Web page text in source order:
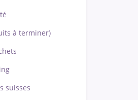
à terminer)
suisses